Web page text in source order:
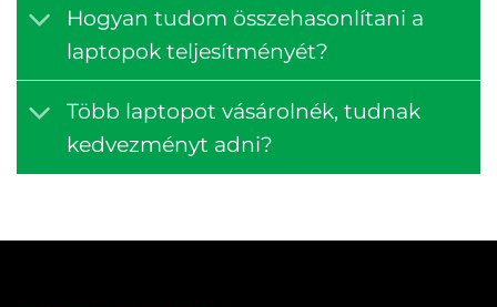
Hogyan tudom összehasonlítani a
laptopok teljesítményét?
Több laptopot vásárolnék, tudnak
kedvezményt adni?